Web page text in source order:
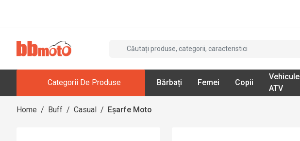
Categorii De Produse Bărbați Femei Copii
Vehicule
ATV
Home / Buff / Casual / Eșarfe Moto